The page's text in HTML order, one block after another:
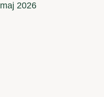
2026